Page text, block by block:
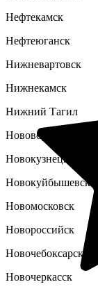
Нефтекамск
Нефтеюганск
Нижневартовск
Нижнекамск
Нижний Тагил
Нововоронеж
Новокузнецк
Новокуйбышевск
Новомосковск
Новороссийск
Новочебоксарск
Новочеркасск